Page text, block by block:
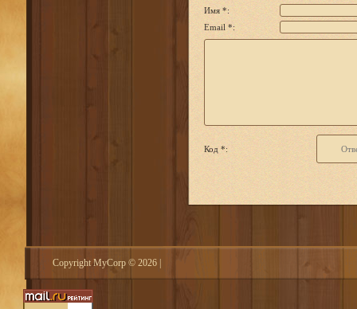
Имя *:
Email *:
Код *:
Copyright MyCorp © 2026